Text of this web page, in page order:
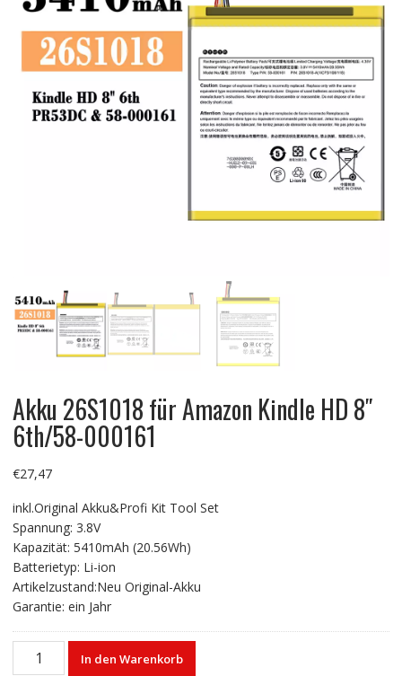
Akku 26S1018 für Amazon Kindle HD 8″
6th/58-000161
€27,47
inkl.Original Akku&Profi Kit Tool Set
Spannung: 3.8V
Kapazität: 5410mAh (20.56Wh)
Batterietyp: Li-ion
Artikelzustand:Neu Original-Akku
Garantie: ein Jahr
Akku
26S1018
In den Warenkorb